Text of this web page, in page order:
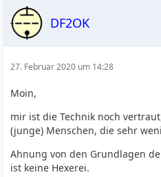
DF2OK
27. Februar 2020 um 14:28
Moin,
mir ist die Technik noch
(junge) Menschen, die sehr
Ahnung von den Grundlagen
ist keine Hexerei.